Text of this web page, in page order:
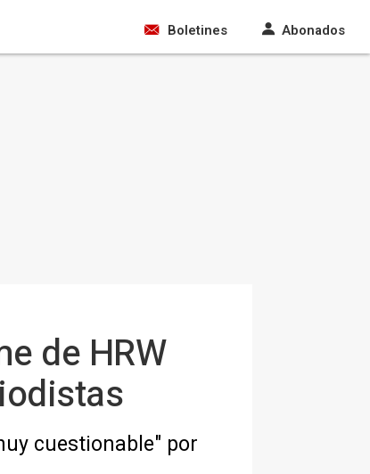
Boletines Abonados
de HRW
cuestionable" por